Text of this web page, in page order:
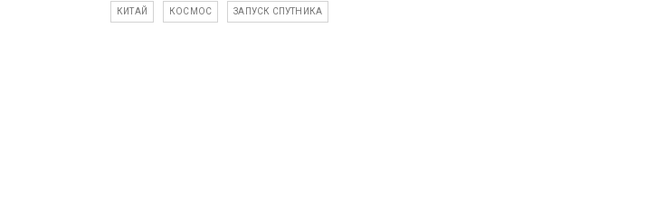
КИТАЙ КОСМОС ЗАПУСК СПУТНИКА